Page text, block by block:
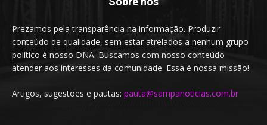
Prezamos pela transparência na informação. Produzir
conteúdo de qualidade, sem estar atrelados a nenhum grupo
político é nosso DNA. Buscamos com nosso conteúdo
atender aos interesses da comunidade. Essa é nossa missão!
Artigos, sugestões e pautas: pauta@sampanoticias.com.br